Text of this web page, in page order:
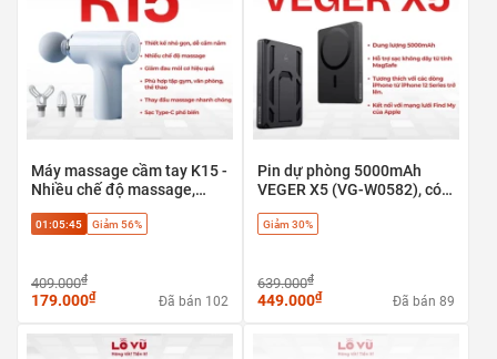
Máy massage cầm tay K15 -
Nhiều chế độ massage,
01:05:45 Giảm 56%
409.000₫
179.000₫ Đã bán 102
Pin dự phòng 5000mAh
VEGER X5 (VG-W0582), có
nhanh 20w & Magsafe
Giảm 30%
639.000₫
449.000₫ Đã bán 89